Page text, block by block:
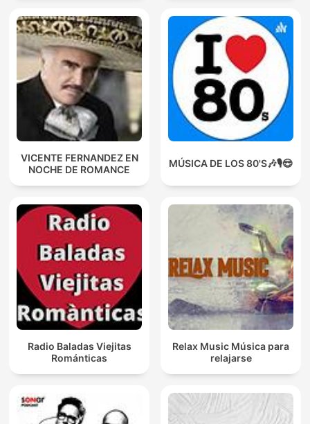
VICENTE FERNANDEZ EN
NOCHE DE ROMANCE
MÚSICA DE LOS 80'S🎶🎙️😎
Radio Baladas Viejitas
Románticas
Relax Music Música para
relajarse